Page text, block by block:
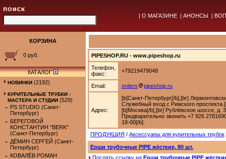
| О МАГАЗИНЕ | АНОНСЫ |
КОРЗИНА
0 руб.
КАТАЛОГ
НОВИНКИ (2192)
КУРИТЕЛЬНЫЕ ТРУБКИ -
МАСТЕРА И СТУДИИ (529)
PS STUDIO (Санкт-
Петербург)
БЕРЕГОВОЙ
КОНСТАНТИН "BERK"
(Санкт-Петербург)
ДЁМИН СЕРГЕЙ (Санкт-
Петербург)
КОВАЛЁВ РОМАН
PIPESHOP.RU - www.pipeshop.ru
Телефон,
факс:
+79219479048
Email: orders pipeshop.ru
Адрес:
[b]Санкт-Петербург[/b],[br]
Служебный вход с Рижского
[b]Москва[/b],[br] Рублёвское шоссе, д.
Предварительно звонить +7 926
18-00[/b].
ПРОДУКЦИЯ / Аксессуары для курительных трубок
Ерши трубочные PIPE жёсткие, 80 шт.
Послать ссылку на Ерши трубочные PIPE